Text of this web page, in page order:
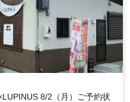
8/2（月）ご予約状